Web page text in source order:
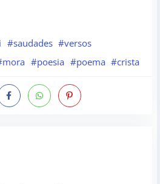
#saudades #versos
#poesia #poema #crista